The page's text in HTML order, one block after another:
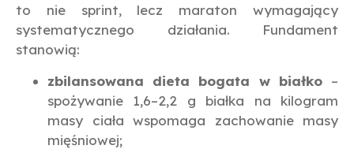
to nie sprint, lecz maraton wymagający
systematycznego działania. Fundament
stanowią:
zbilansowana dieta bogata w białko–
spożywanie 1,6–2,2 g białka na kilogram
masy ciała wspomaga zachowanie masy
mięśniowej;